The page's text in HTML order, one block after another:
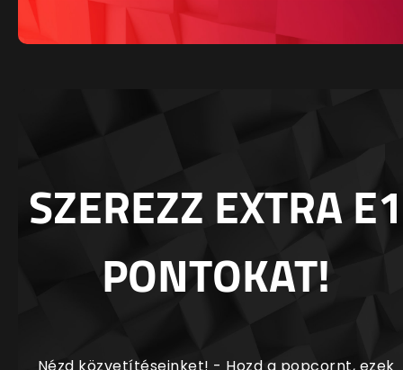
SZEREZZ EXTRA E1
PONTOKAT!